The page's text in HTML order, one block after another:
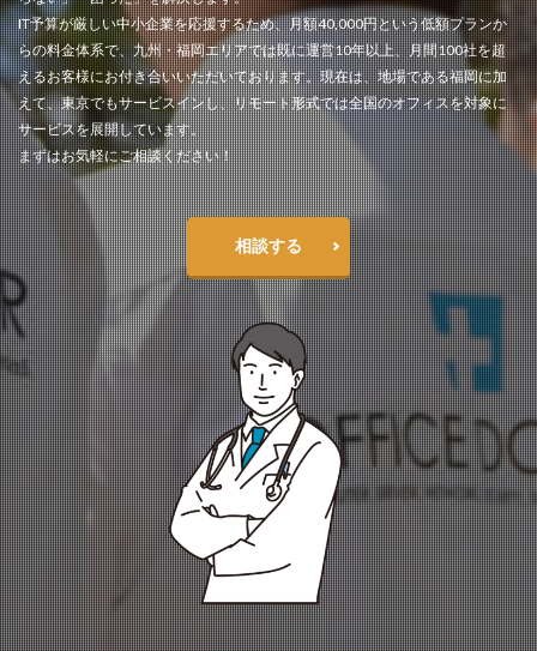
IT予算が厳しい中小企業を応援するため、月額40,000円という低額プランか
らの料金体系で、九州・福岡エリアでは既に運営10年以上、月間100社を超
えるお客様にお付き合いいただいております。現在は、地場である福岡に加
えて、東京でもサービスインし、リモート形式では全国のオフィスを対象に
サービスを展開しています。
まずはお気軽にご相談ください！
相談する